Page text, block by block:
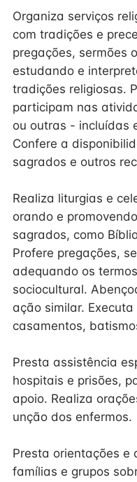
Organiza serviços
com tradições e
pregações, sermões
estudando e
tradições religiosas.
participam nas
ou outras - incluídas
Confere a
sagrados e outros
Realiza liturgias e
orando e
sagrados, como
Profere pregações,
adequando os
sociocultural.
ação similar.
casamentos,
Presta assistência
hospitais e prisões,
apoio. Realiza
unção dos enfermos.
Presta orientações e
famílias e grupos